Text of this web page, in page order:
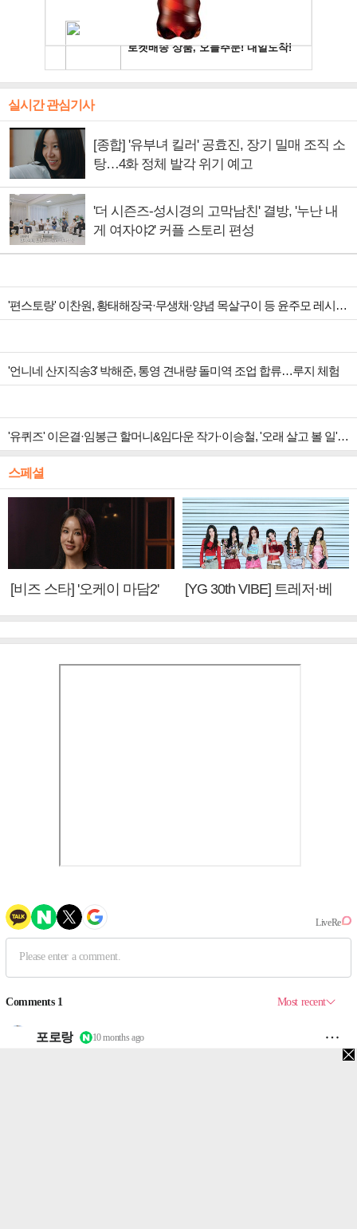
실시간 관심기사
[종합] '유부녀 킬러' 공효진, 장기 밀매 조직 소
탕…4화 정체 발각 위기 예고
'더 시즌즈-성시경의 고막남친' 결방, '누난 내
게 여자야2' 커플 스토리 편성
'편스토랑' 이찬원, 황태해장국·무생채·양념 목살구이 등 윤주모 레시피 섭렵
'언니네 산지직송3' 박해준, 통영 견내량 돌미역 조업 합류…루지 체험
'유퀴즈' 이은결·임봉근 할머니&임다운 작가·이승철, '오래 살고 볼 일' 특집 출격
스페셜
[비즈 스타] '오케이 마담2'
[YG 30th VIBE] 트레저·베